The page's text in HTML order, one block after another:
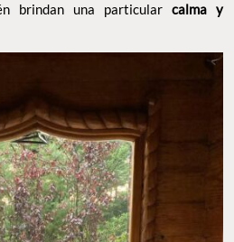
brindan una particular calma y